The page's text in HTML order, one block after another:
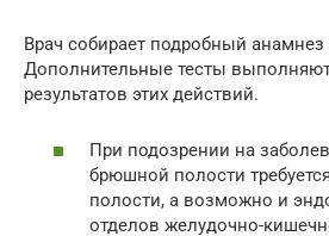
Врач собирает подробный
Дополнительные тесты
результатов этих действий.
При подозрении на
брюшной полости
полости, а возможно и
отделов желудочно-